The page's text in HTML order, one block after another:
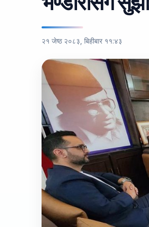
२१ जेष्ठ २०८३, बिहीबार ११:४३